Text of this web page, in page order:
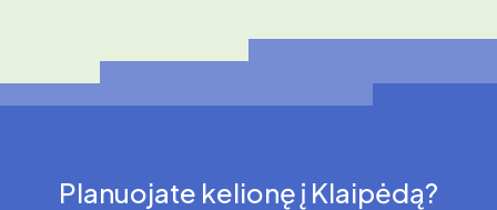
Planuojate kelionę į Klaipėdą?